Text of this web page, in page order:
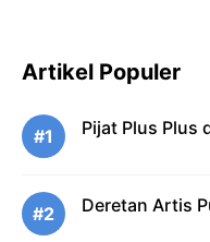
Artikel Populer
#1 Pijat Plus Plus
#2 Deretan Artis